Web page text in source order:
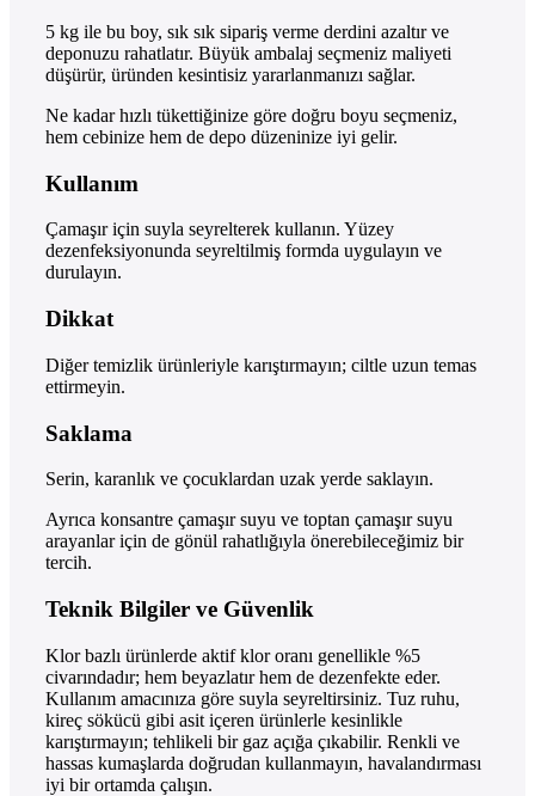
5 kg ile bu boy, sık sık sipariş verme derdini azaltır ve
deponuzu rahatlatır. Büyük ambalaj seçmeniz maliyeti
düşürür, üründen kesintisiz yararlanmanızı sağlar.
Ne kadar hızlı tükettiğinize göre doğru boyu seçmeniz,
hem cebinize hem de depo düzeninize iyi gelir.
Kullanım
Çamaşır için suyla seyrelterek kullanın. Yüzey
dezenfeksiyonunda seyreltilmiş formda uygulayın ve
durulayın.
Dikkat
Diğer temizlik ürünleriyle karıştırmayın; ciltle uzun temas
ettirmeyin.
Saklama
Serin, karanlık ve çocuklardan uzak yerde saklayın.
Ayrıca konsantre çamaşır suyu ve toptan çamaşır suyu
arayanlar için de gönül rahatlığıyla önerebileceğimiz bir
tercih.
Teknik Bilgiler ve Güvenlik
Klor bazlı ürünlerde aktif klor oranı genellikle %5
civarındadır; hem beyazlatır hem de dezenfekte eder.
Kullanım amacınıza göre suyla seyreltirsiniz. Tuz ruhu,
kireç sökücü gibi asit içeren ürünlerle kesinlikle
karıştırmayın; tehlikeli bir gaz açığa çıkabilir. Renkli ve
hassas kumaşlarda doğrudan kullanmayın, havalandırması
iyi bir ortamda çalışın.